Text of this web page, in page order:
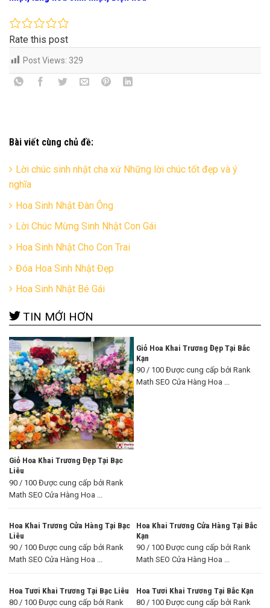
Rate this post
Post Views: 329
Bài viết cùng chủ đề:
Lời chúc sinh nhật cha xứ Những lời chúc tốt đẹp và ý
nghĩa
Hoa Sinh Nhật Đàn Ông
Lời Chúc Mừng Sinh Nhật Con Gái
Hoa Sinh Nhật Cho Con Trai
Đóa Hoa Sinh Nhật Đẹp
Hoa Sinh Nhật Bé Gái
TIN MỚI HƠN
Giỏ Hoa Khai Trương Đẹp Tại Bạc
Liêu
90 / 100 Được cung cấp bởi Rank
Math SEO Cửa Hàng Hoa ...
Giỏ Hoa Khai Trương Đẹp Tại Bắc
Kạn
90 / 100 Được cung cấp bởi Rank
Math SEO Cửa Hàng Hoa ...
Hoa Khai Trương Cửa Hàng Tại Bạc
Liêu
90 / 100 Được cung cấp bởi Rank
Math SEO Cửa Hàng Hoa ...
Hoa Khai Trương Cửa Hàng Tại Bắc
Kạn
90 / 100 Được cung cấp bởi Rank
Math SEO Cửa Hàng Hoa ...
Hoa Tươi Khai Trương Tại Bạc Liêu
80 / 100 Được cung cấp bởi Rank
Hoa Tươi Khai Trương Tại Bắc Kạn
80 / 100 Được cung cấp bởi Rank